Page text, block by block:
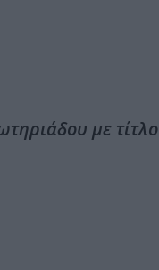
με τίτλο